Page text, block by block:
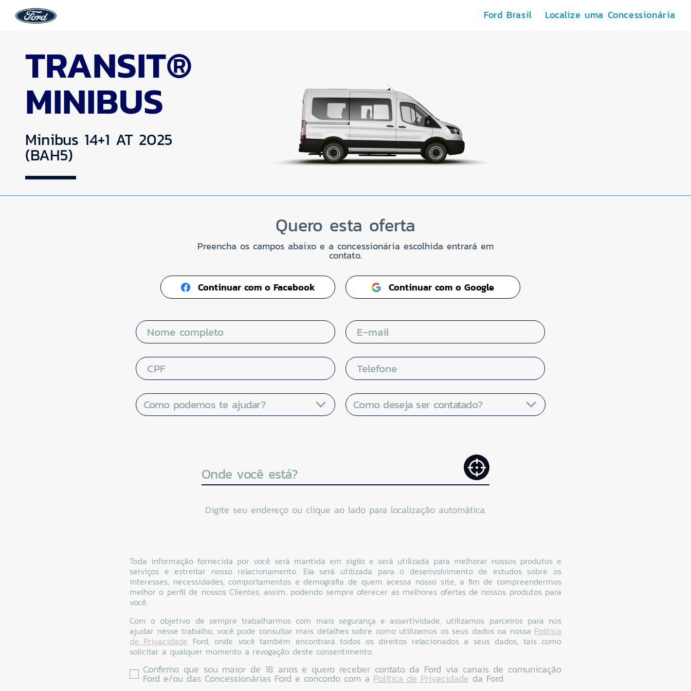
Ford Brasil Localize uma Concessionária
TRANSIT®
MINIBUS
Minibus 14+1 AT 2025
(BAH5)
Quero esta oferta
Preencha os campos abaixo e a concessionária escolhida entrará em
contato.
Continuar com o Facebook Continuar com o Google
Nome completo
CPF
E-mail
Telefone
Onde você está?
Digite seu endereço ou clique ao lado para localização automática.
Toda informação fornecida por você será mantida em sigilo e será utilizada para melhorar nossos produtos e
serviços e estreitar nosso relacionamento. Ela será utilizada para o desenvolvimento de estudos sobre os
interesses, necessidades, comportamentos e demografia de quem acessa nosso site, a fim de compreendermos
melhor o perfil de nossos Clientes, assim, podendo sempre oferecer as melhores ofertas de nossos produtos para
você.
Com o objetivo de sempre trabalharmos com mais segurança e assertividade, utilizamos parceiros para nos
ajudar nesse trabalho, você pode consultar mais detalhes sobre como utilizamos os seus dados na nossa Política
de Privacidade Ford, onde você também encontrará todos os direitos relacionados a seus dados, tais como
solicitar a qualquer momento a revogação deste consentimento.
Confirmo que sou maior de 18 anos e quero receber contato da Ford via canais de comunicação
Ford e/ou das Concessionárias Ford e concordo com a Política de Privacidade da Ford.